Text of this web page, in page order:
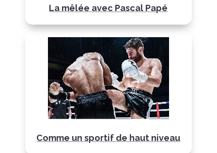
La mêlée avec Pascal Papé
Comme un sportif de haut niveau